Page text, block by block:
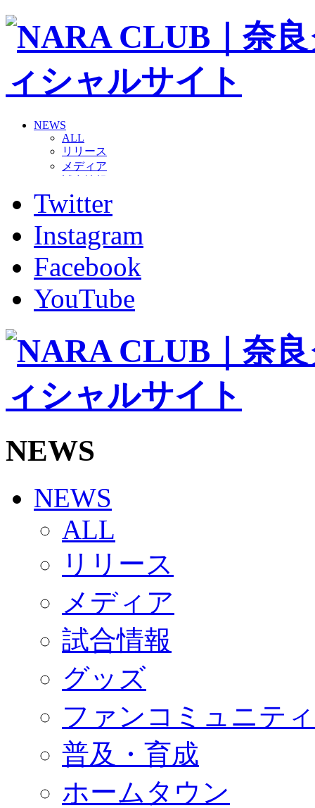
NEWS
ALL
リリース
メディア
グッズ
ファンコミュニティ
ホームタウン
コラム
その他
TEAM
2026/27トップチーム
2026/27トップチームスタッフ
バモス
チアダンススクール
ボランティアチーム「volundeer」
ビクトリーロード
HOMEGAME
観戦ルール＆マナー
Jリーグ運営管理規定
写真・動画使用ガイドライン
SCHEDULE
2026/27
練習見学時のファンサービスについて
TICKET
奈良クラブ明治安田J3リーグ2026/27シーズン試
奈良クラブ明治安田Ｊ3リーグ 2026/27シーズン「
観戦ルール＆マナー
2026/27ファンコミュニティ
サポートショップ
GOODS
オフィシャルストア（実店舗）
オンラインストア
ACADEMY
アカデミーについて
コーチ&スタッフ
ジュニア
ジュニアユース
ユース
練習拠点（ナラディーア）
SCHOOL
CLUB
Twitter
Instagram
Facebook
YouTube
NEWS
NEWS
ALL
リリース
メディア
試合情報
グッズ
ファンコミュニティ
普及・育成
ホームタウン